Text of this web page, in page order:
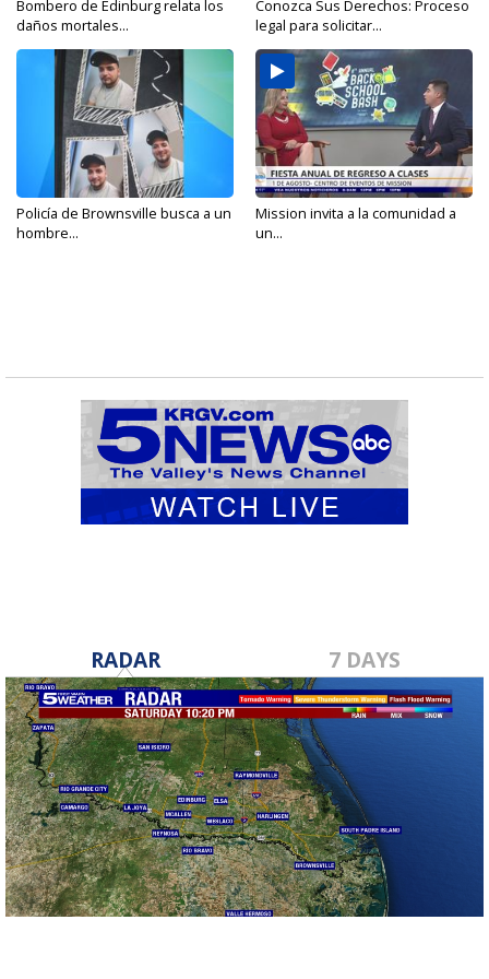
Bombero de Edinburg relata los
daños mortales...
Conozca Sus Derechos: Proceso
legal para solicitar...
Policía de Brownsville busca a un
hombre...
Mission invita a la comunidad a
un...
RADAR 7 DAYS